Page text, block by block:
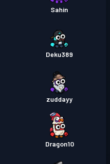
Sahin
Deku389
zuddayy
Dragon10